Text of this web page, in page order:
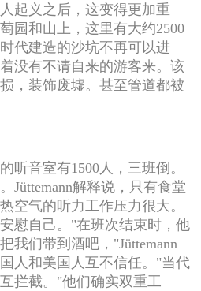
起义之后，这变得更加重
园和山上，这里有大约2500
代建造的沙坑不再可以进
没有不请自来的游客来。该
，装饰废墟。甚至管道都被
音室有1500人，三班倒。
Jüttemann解释说，只有食堂
空气的听力工作压力很大。
慰自己。"在班次结束时，他
我们带到酒吧，"Jüttemann
人和美国人互不信任。"当代
拦截。"他们确实双重工